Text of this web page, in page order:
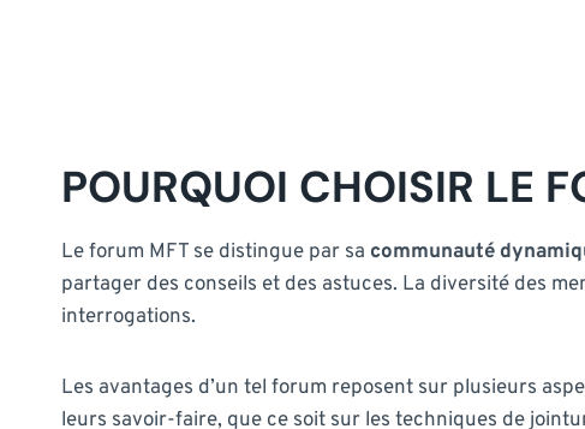
POURQUOI CHOISIR LE
Le forum MFT se distingue par sa communauté
partager des conseils et des astuces. La diversité des
interrogations.
Les avantages d’un tel forum reposent sur plusieurs
leurs savoir-faire, que ce soit sur les techniques de